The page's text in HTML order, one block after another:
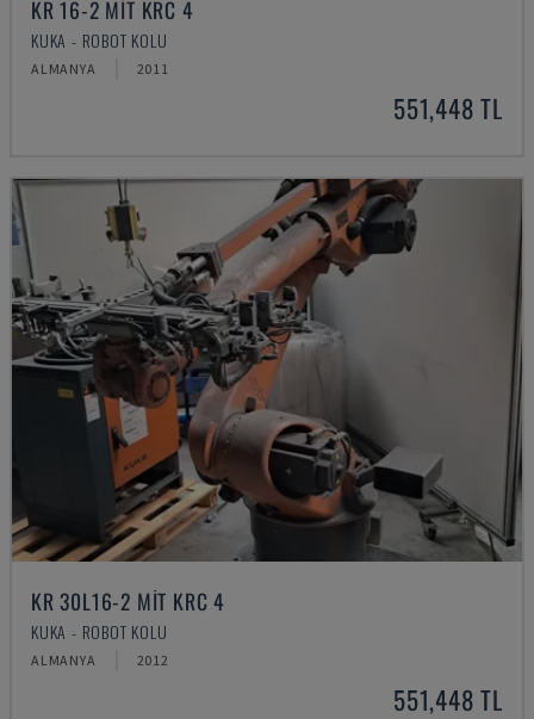
KR 16-2 MIT KRC 4
KUKA - ROBOT KOLU
ALMANYA 2011
551,448 TL
KR 30L16-2 MIT KRC 4
KUKA - ROBOT KOLU
ALMANYA 2012
551,448 TL